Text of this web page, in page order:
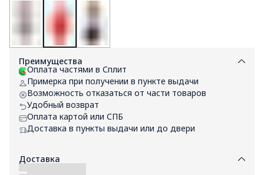
Преимущества
Оплата частями в Сплит
Примерка при получении в пункте выдачи
Возможность отказаться от части товаров
Удобный возврат
Оплата картой или СПБ
Доставка в пункты выдачи или до двери
Доставка